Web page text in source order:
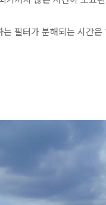
필터가 분해되는 시간은